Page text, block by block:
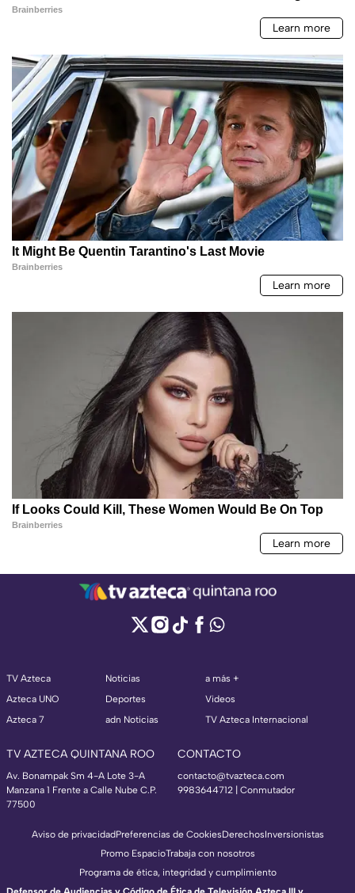
TV Azteca
Azteca UNO
Azteca 7
Noticias
Deportes
adn Noticias
a más +
Videos
TV Azteca Internacional
TV AZTECA QUINTANA ROO
Av. Bonampak Sm 4-A Lote 3-A
Manzana 1 Frente a Calle Nube C.P.
77500
CONTACTO
contacto@tvazteca.com
9983644712 | Conmutador
Aviso de privacidadPreferencias de CookiesDerechosInversionistas
Promo EspacioTrabaja con nosotros
Programa de ética, integridad y cumplimiento